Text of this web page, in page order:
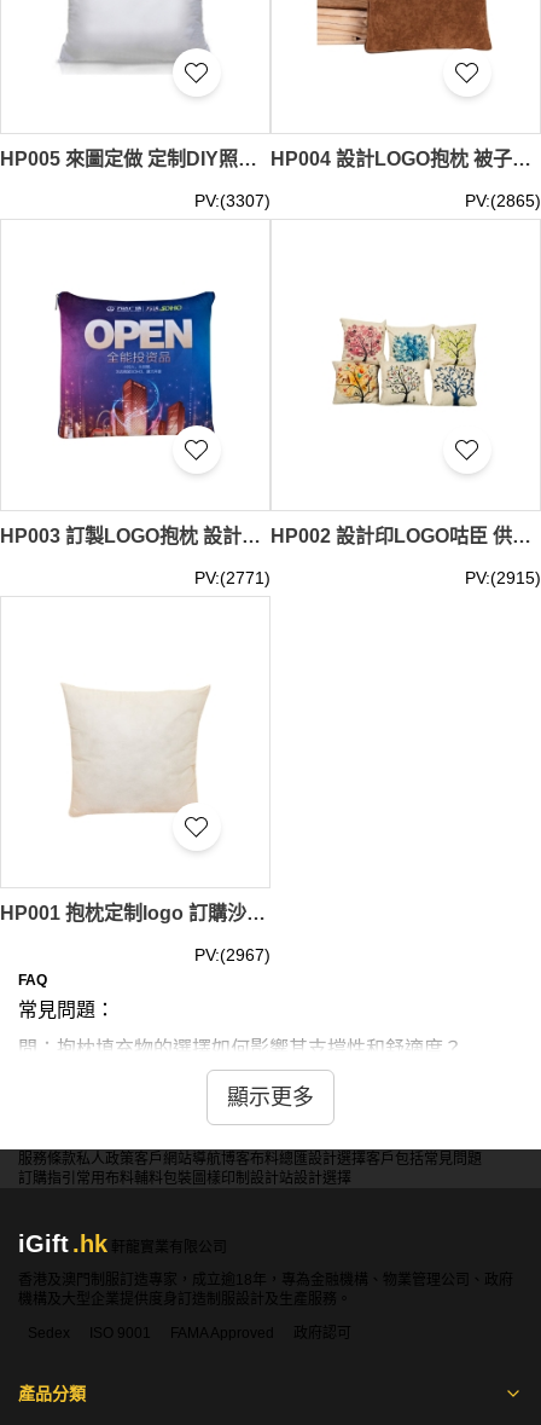
HP005 來圖定做 定制DIY照片抱枕 可印logo圖片靠墊 創意個性自定義枕頭 抱枕製造商
PV:(3307)
HP004 設計LOGO抱枕 被子兩用靠墊毯靠枕 折疊汽車多功能抱枕毯 抱枕製衣廠 35x35cm 咕筍
PV:(2865)
HP003 訂製LOGO抱枕 設計兩用珊瑚絨折疊抱枕毯子 兩用靠墊毯枕頭 抱枕專門店 35*35cm 咕筍
PV:(2771)
HP002 設計印LOGO咕臣 供應短毛絨棉麻汽車咕臣 製作cool 筍 抱枕專門店 短毛絨 亞麻 加厚棉麻 桃皮絨 咕筍
PV:(2915)
HP001 抱枕定制logo 訂購沙發cushion 製造靠背枕頭汽車cool順 cool 筍 專門店 緞紋布 毛絨布 仿真布
PV:(2967)
FAQ
常見問題：
問：抱枕填充物的選擇如何影響其支撐性和舒適度？
答：填充物影響抱枕性能。羽絨柔軟蓬鬆但易變形。記憶棉
支撐佳但稍重。彈性纖維回彈好耐用。天然乳膠透氣防螨但
和使用場景，平衡舒適度和實用性。
問：抱枕套的拉鍊設計對使用和清洗有何影響？
答：拉鍊設計影響實用性。隱形拉鍊美觀但不耐用。普通拉
鍊耐用易換洗。側邊拉鍊方便更換內芯。底部拉鍊美觀度
高。部分設計無拉鍊，整體美觀但難清洗。選擇時需權衡外
顯示更多
服務條款私人政策客戶 網站導航博客布料總匯設計選擇客戶包括常見問題
訂購指引 常用布料輔料包裝 圖樣印制 設計站設計選擇
iGift.hk
軒龍實業有限公司
香港及澳門制服訂造專家，成立逾18年，專為金融機構、物業管理公司、政府
機構及大型企業提供度身訂造制服設計及生產服務。
Sedex
ISO 9001 FAMA Approved 政府認可
產品分類